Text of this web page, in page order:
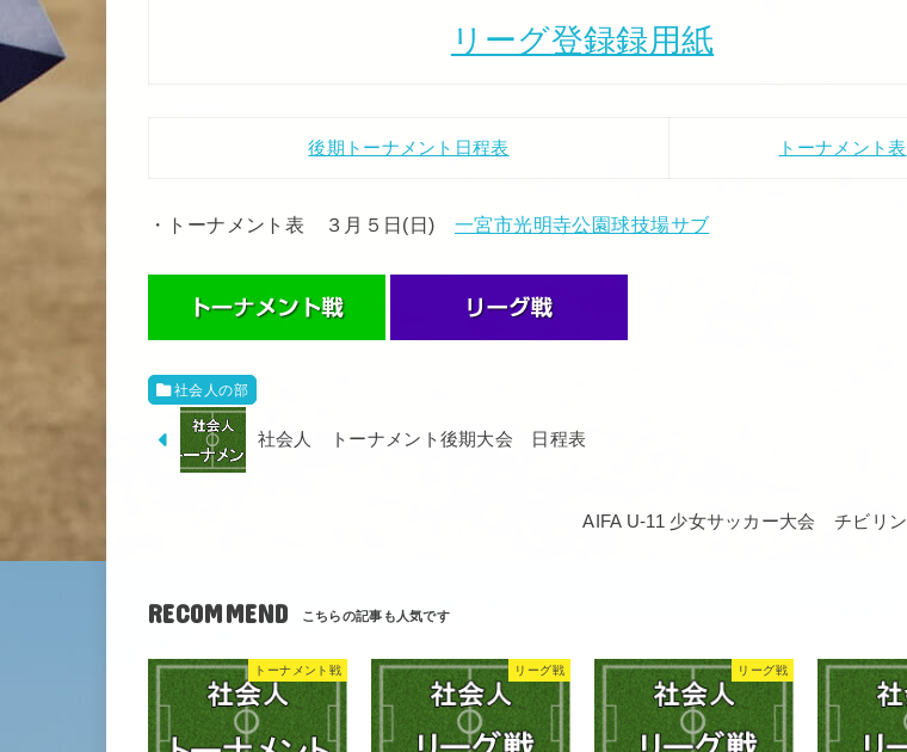
リーグ登録録用紙
後期トーナメント日程表 トーナメント表
・トーナメント表 ３月５日(日)一宮市光明寺公園球技場サブ
社会人の部
社会人 トーナメント後期大会 日程表
AIFA U-11 少女サッカー大会 チビリン
RECOMMEND
トーナメント戦 リーグ戦 リーグ戦